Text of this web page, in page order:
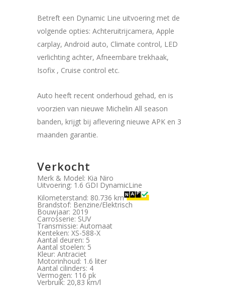
Betreft een Dynamic Line uitvoering met de
volgende opties: Achteruitrijcamera, Apple
carplay, Android auto, Climate control, LED
verlichting achter, Afneembare trekhaak,
Isofix , Cruise control etc.
Auto heeft recent onderhoud gehad, en is
voorzien van nieuwe Michelin All season
banden, krijgt bij aflevering nieuwe APK en 3
maanden garantie.
Verkocht
Merk & Model: Kia Niro
Uitvoering: 1.6 GDI DynamicLine
Kilometerstand: 80.736 km
Brandstof: Benzine/Elektrisch
Bouwjaar: 2019
Carrosserie: SUV
Transmissie: Automaat
Kenteken: XS-588-X
Aantal deuren: 5
Aantal stoelen: 5
Kleur: Antraciet
Motorinhoud: 1.6 liter
Aantal cilinders: 4
Vermogen: 116 pk
Verbruik: 20,83 km/l